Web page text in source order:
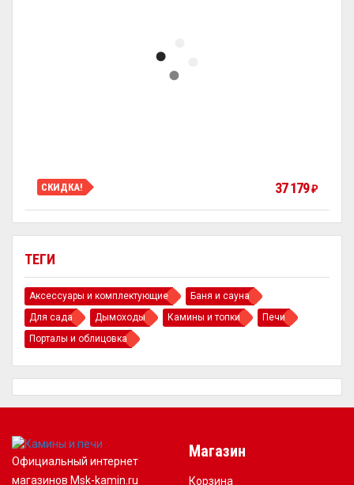
ТЕГИ
Аксессуары и комплектующие
Баня и сауна
Для сада
Дымоходы Камины и топки
Печи
Порталы и облицовка
СКИДКА! 37 179₽
Официальный интернет
магазинов Msk-kamin.ru
Магазин
Корзина